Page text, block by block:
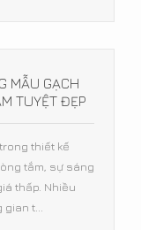
MẪU GẠCH
TUYỆT ĐẸP
thiết kế
tắm, sự sáng
thấp. Nhiều
t...